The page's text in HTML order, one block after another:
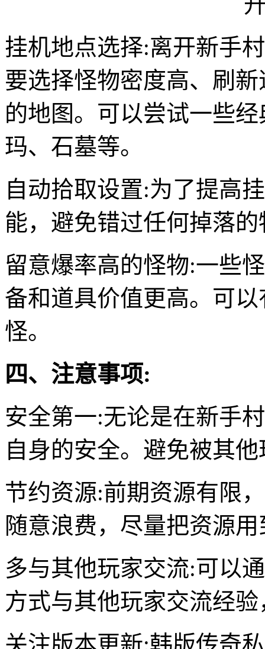
挂机地点选择:离开新手
要选择怪物密度高、刷
的地图。可以尝试一些
玛、石墓等。
自动拾取设置:为了提高
能，避免错过任何掉落的
留意爆率高的怪物:一些
备和道具价值更高。可
怪。
四、注意事项:
安全第一:无论是在新手
自身的安全。避免被其
节约资源:前期资源有限
随意浪费，尽量把资源
多与其他玩家交流:可以
方式与其他玩家交流经
关注版本更新:韩版传奇